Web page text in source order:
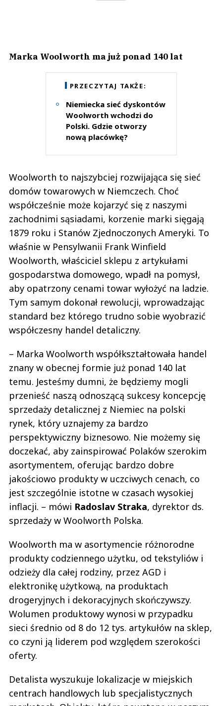
Marka Woolworth ma już ponad 140 lat
PRZECZYTAJ TAKŻE:
Niemiecka sieć dyskontów
Woolworth wchodzi do
Polski. Gdzie otworzy
nową placówkę?
Woolworth to najszybciej rozwijająca się sieć
domów towarowych w Niemczech. Choć
współcześnie może kojarzyć się z naszymi
zachodnimi sąsiadami, korzenie marki sięgają
1879 roku i Stanów Zjednoczonych Ameryki. To
właśnie w Pensylwanii Frank Winfield
Woolworth, właściciel sklepu z artykułami
gospodarstwa domowego, wpadł na pomysł,
aby opatrzony cenami towar wyłożyć na ladzie.
Tym samym dokonał rewolucji, wprowadzając
standard bez którego trudno sobie wyobrazić
współczesny handel detaliczny.
– Marka Woolworth współkształtowała handel
znany w obecnej formie już ponad 140 lat
temu. Jesteśmy dumni, że będziemy mogli
przenieść naszą odnoszącą sukcesy koncepcję
sprzedaży detalicznej z Niemiec na polski
rynek, który uznajemy za bardzo
perspektywiczny biznesowo. Nie możemy się
doczekać, aby zainspirować Polaków szerokim
asortymentem, oferując bardzo dobre
jakościowo produkty w uczciwych cenach, co
jest szczególnie istotne w czasach wysokiej
inflacji. – mówi Radoslav Straka, dyrektor ds.
sprzedaży w Woolworth Polska.
Woolworth ma w asortymencie różnorodne
produkty codziennego użytku, od tekstyliów i
odzieży dla całej rodziny, przez AGD i
elektronikę użytkową, na produktach
drogeryjnych i dekoracyjnych skończywszy.
Wolumen produktowy wynosi w przypadku
sieci średnio od 8 do 12 tys. artykułów na sklep,
co czyni ją liderem pod względem szerokości
oferty.
Detalista wyszukuje lokalizacje w miejskich
centrach handlowych lub specjalistycznych